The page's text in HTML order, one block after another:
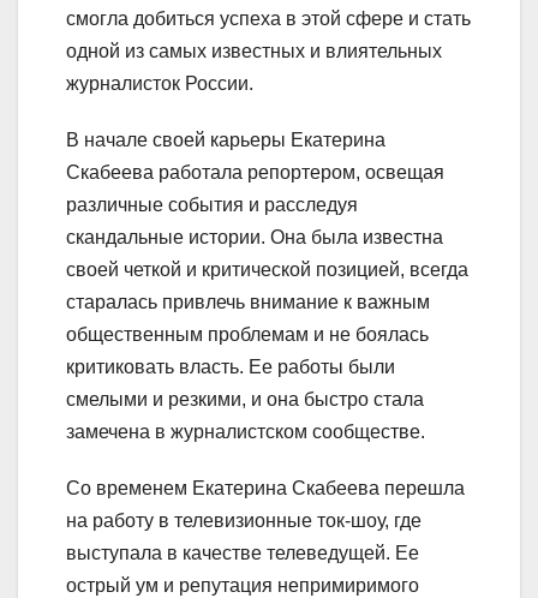
смогла добиться успеха в этой сфере и стать
одной из самых известных и влиятельных
журналисток России.
В начале своей карьеры Екатерина
Скабеева работала репортером, освещая
различные события и расследуя
скандальные истории. Она была известна
своей четкой и критической позицией, всегда
старалась привлечь внимание к важным
общественным проблемам и не боялась
критиковать власть. Ее работы были
смелыми и резкими, и она быстро стала
замечена в журналистском сообществе.
Со временем Екатерина Скабеева перешла
на работу в телевизионные ток-шоу, где
выступала в качестве телеведущей. Ее
острый ум и репутация непримиримого